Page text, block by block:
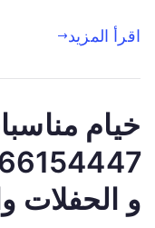
اقرأ المزيد
خيام
و الحفلات